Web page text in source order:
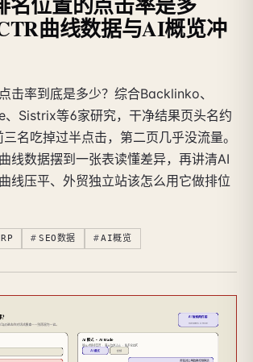
曲线数据与AI概览冲
击率到底是多少？综合Backlinko、
Sistrix等6家研究，干净结果页头名约
名吃掉过半点击，第二页几乎没流量。
线数据摆到一张表读懂差异，再讲清AI
线压平、外贸独立站该怎么用它做排位
SEO数据 AI概览